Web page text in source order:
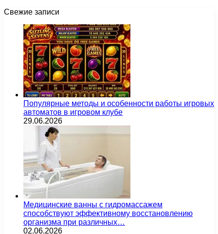
Свежие записи
Популярные методы и особенности работы игровых
автоматов в игровом клубе
29.06.2026
Медицинские ванны с гидромассажем
способствуют эффективному восстановлению
организма при различных…
02.06.2026